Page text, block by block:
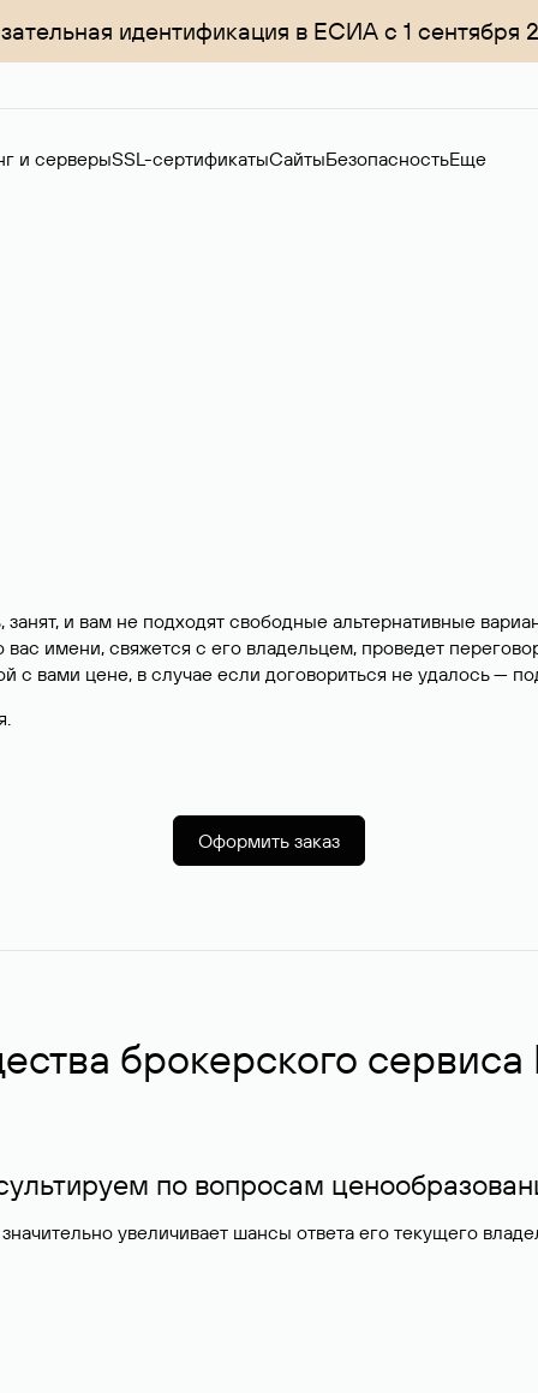
идентификация в ЕСИА с 1 сентября
и серверыSSL-сертификатыСайтыБезопасностьЕще
и вам не подходят свободные альтернативные
имени, свяжется с его владельцем, проведет
с вами цене, в случае если договориться не удалось —
Оформить заказ
брокерского сервиса
по вопросам
увеличивает шансы ответа его текущего